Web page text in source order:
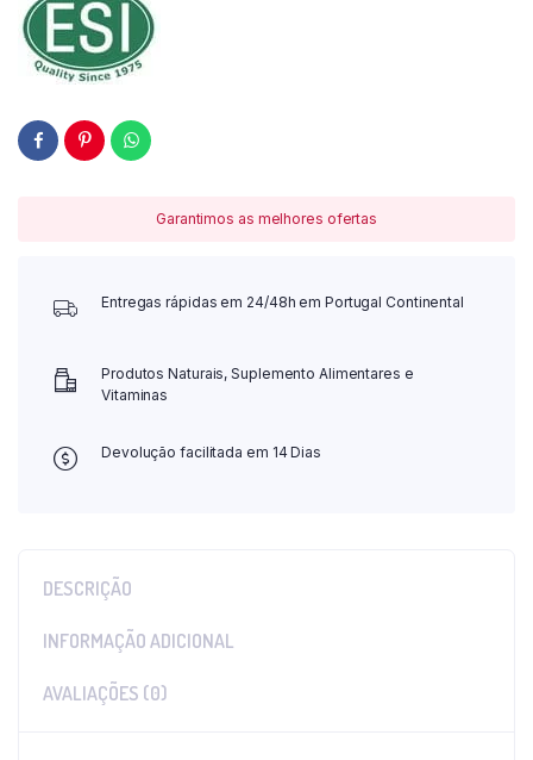
Garantimos as melhores ofertas
Entregas rápidas em 24/48h em Portugal Continental
Produtos Naturais, Suplemento Alimentares e
Vitaminas
Devolução facilitada em 14 Dias
DESCRIÇÃO
INFORMAÇÃO ADICIONAL
AVALIAÇÕES (0)